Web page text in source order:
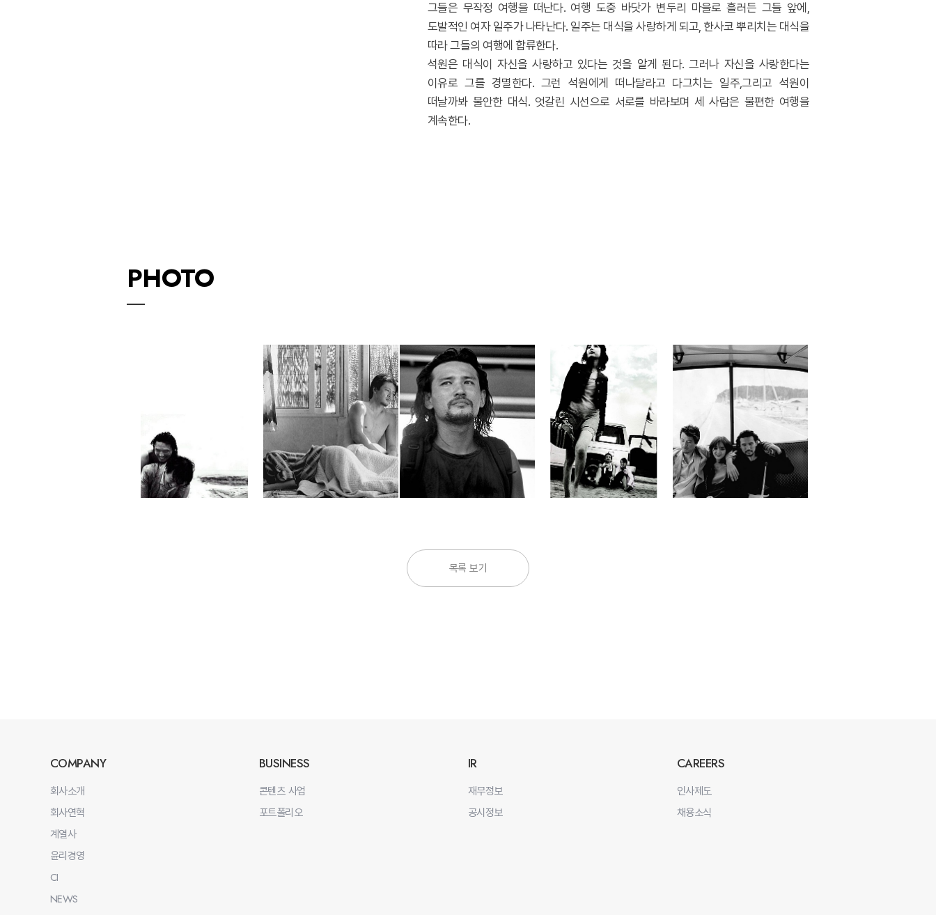
그들은 무작정 여행을 떠난다. 여행 도중 바닷가 변두리 마을로 흘러든 그들 앞에 ,
도발적인 여자 일주가 나타난다. 일주는 대식을 사랑하게 되고, 한사코 뿌리치는 대식을
따라 그들의 여행에 합류한다.
석원은 대식이 자신을 사랑하고 있다는 것을 알게 된다.그러나 자신을 사랑한다는
이유로 그를 경멸한다. 그런 석원에게 떠나달라고 다그치는 일주,그리고 석원이
떠날까봐 불안한 대식. 엇갈린 시선으로 서로를 바라보며 세 사람은 불편한 여행을
계속한다.
PHOTO
목록 보기
COMPANY BUSINESS IR CAREERS
회사소개
회사연혁
계열사
윤리경영
CI
NEWS
콘텐츠 사업
포트폴리오
재무정보
공시정보
인사제도
채용소식